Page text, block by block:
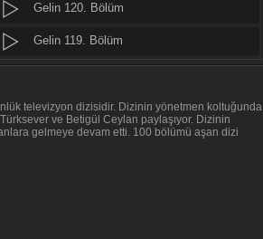
Daha 17
Her Şey Mümkün
Gelin 120. Bölüm
Gelin 119. Bölüm
Gelin 117. Bölüm
Gelin 116. Bölüm
televizyon dizisidir. Dizinin yönetmen koltuğunda
ve Betigül Ceylan paylaşıyor. Dizinin
gelmeye devam etti. 100 bölümü aşan dizi